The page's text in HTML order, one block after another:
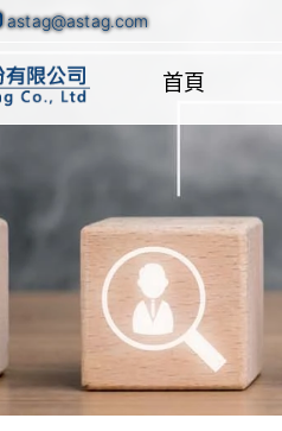
astag@astag.com
首頁